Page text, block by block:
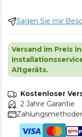
Sagen Sie mir
Versand im Preis
Altgeräts.
Kostenloser
2 Jahre Garantie